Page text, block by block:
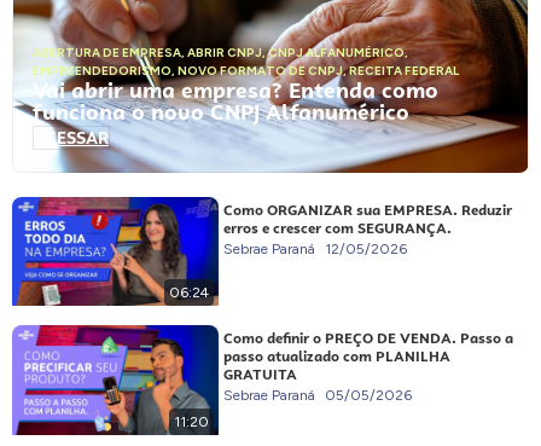
ABERTURA DE EMPRESA, ABRIR CNPJ,CNPJ ALFANUMÉRICO,
EMPREENDEDORISMO, NOVO FORMATO DE CNPJ,RECEITA FEDERAL
Vai abrir uma empresa? Entenda como
funciona o novo CNPJ Alfanumérico
ACESSAR
06:24
Como ORGANIZAR sua EMPRESA. Reduzir
erros e crescer com SEGURANÇA.
Sebrae Paraná 12/05/2026
11:20
Como definir o PREÇO DE VENDA. Passo a
passo atualizado com PLANILHA
GRATUITA
Sebrae Paraná 05/05/2026